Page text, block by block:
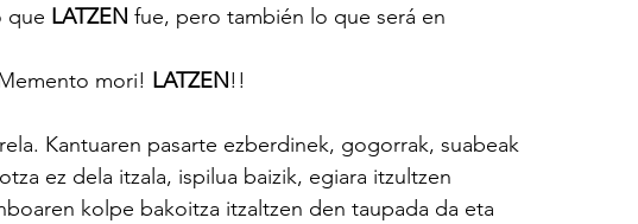
que LATZEN fue, pero también lo que será en
mori! LATZEN!!
Kantuaren pasarte ezberdinek, gogorrak, suabeak
ez dela itzala, ispilua baizik, egiara itzultzen
kolpe bakoitza itzaltzen den taupada da eta